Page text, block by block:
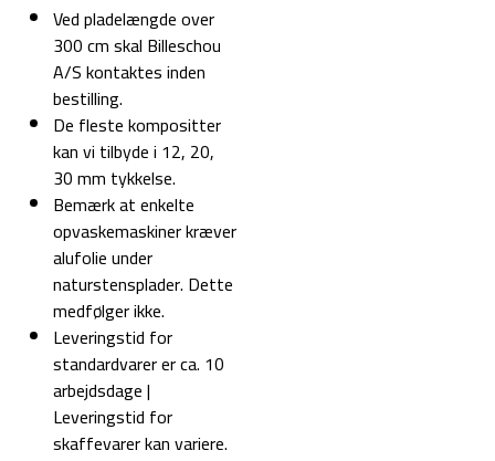
Ved pladelængde over
300 cm skal Billeschou
A/S kontaktes inden
bestilling.
De fleste kompositter
kan vi tilbyde i 12, 20,
30 mm tykkelse.
Bemærk at enkelte
opvaskemaskiner kræver
alufolie under
naturstensplader. Dette
medfølger ikke.
Leveringstid for
standardvarer er ca. 10
arbejdsdage |
Leveringstid for
skaffevarer kan variere.